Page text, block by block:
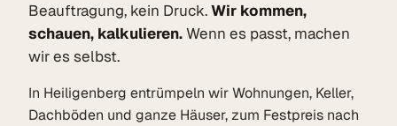
Beauftragung, kein Druck.Wir kommen,
schauen, kalkulieren.Wenn es passt, machen
wir es selbst.
In Heiligenberg entrümpeln wir Wohnungen, Keller,
Dachböden und ganze Häuser, zum Festpreis nach